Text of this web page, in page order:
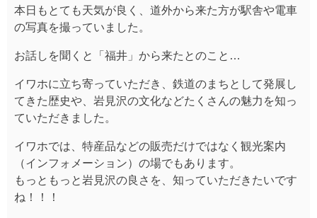
本日もとても天気が良く、道外から来た方が駅舎や電車
の写真を撮っていました。
お話しを聞くと「福井」から来たとのこと…
イワホに立ち寄っていただき、鉄道のまちとして発展し
てきた歴史や、岩見沢の文化などたくさんの魅力を知っ
ていただきました。
イワホでは、特産品などの販売だけではなく観光案内
（インフォメーション）の場でもあります。
もっともっと岩見沢の良さを、知っていただきたいです
ね！！！